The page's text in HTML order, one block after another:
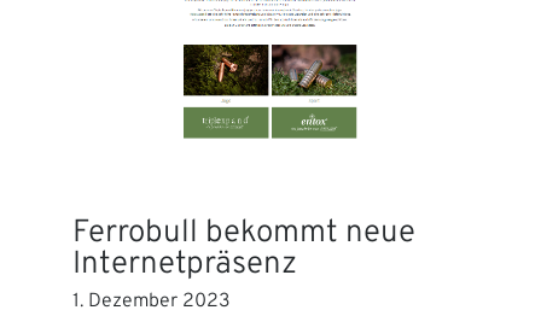
Ferrobull bekommt neue
Internetpräsenz
1. Dezember 2023